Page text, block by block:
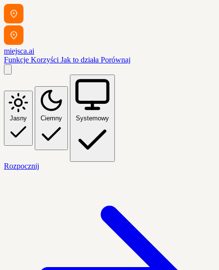
miejsca.ai
Funkcje Korzyści Jak to działa Porównaj
Jasny Ciemny Systemowy
Rozpocznij